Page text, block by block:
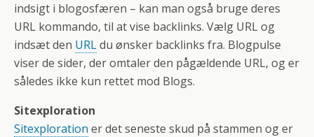
indsigt i blogosfæren – kan man også bruge deres
URL kommando, til at vise backlinks. Vælg URL og
indsæt den URLdu ønsker backlinks fra. Blogpulse
viser de sider, der omtaler den pågældende URL, og er
således ikke kun rettet mod Blogs.
Sitexploration
Sitexploration er det seneste skud på stammen og er